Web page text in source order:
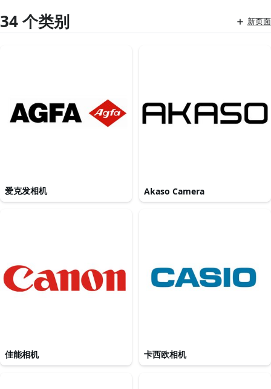
34 个类别 新页面
爱克发相机 Akaso Camera
佳能相机 卡西欧相机